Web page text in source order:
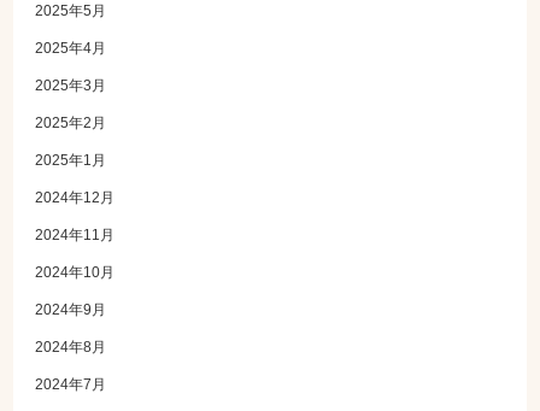
2025年5月
2025年4月
2025年3月
2025年2月
2025年1月
2024年12月
2024年11月
2024年10月
2024年9月
2024年8月
2024年7月